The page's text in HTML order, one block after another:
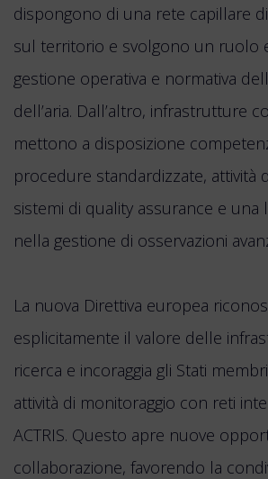
dispongono di una rete capillare
sul territorio e svolgono un ruolo
gestione operativa e normativa
dell’aria. Dall’altro, infrastrutture
mettono a disposizione
procedure standardizzate, attività
sistemi di quality assurance e una
nella gestione di osservazioni
La nuova Direttiva europea
esplicitamente il valore delle
ricerca e incoraggia gli Stati
attività di monitoraggio con reti
ACTRIS. Questo apre nuove
collaborazione, favorendo la